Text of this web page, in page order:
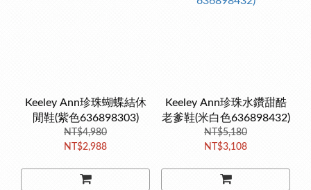
Keeley Ann珍珠蝴蝶結休
閒鞋(紫色636898303)
NT$4,980
NT$2,988
Keeley Ann珍珠水鑽甜酷
老爹鞋(米白色636898432)
NT$5,180
NT$3,108